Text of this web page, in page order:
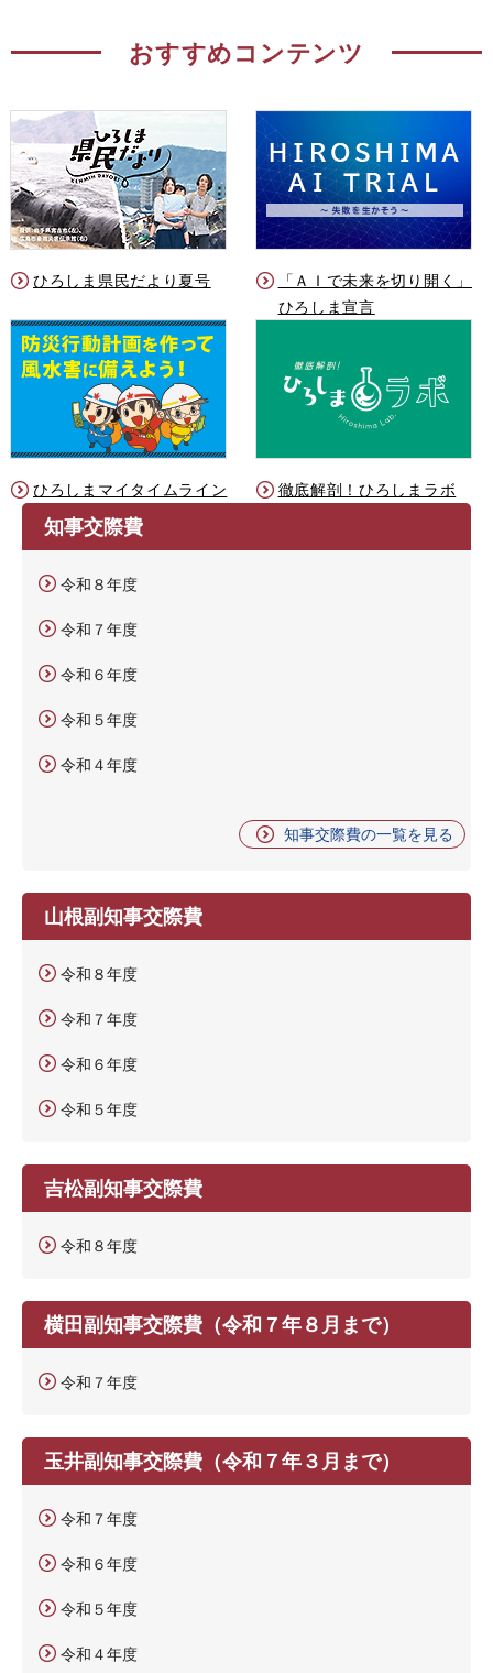
おすすめコンテンツ
ひろしま県民だより夏号
「ＡＩで未来を切り開く」
ひろしま宣言
ひろしまマイタイムライン 徹底解剖！ひろしまラボ
知事交際費
令和８年度
令和７年度
令和６年度
令和５年度
令和４年度
知事交際費の一覧を見る
山根副知事交際費
令和８年度
令和７年度
令和６年度
令和５年度
吉松副知事交際費
令和８年度
横田副知事交際費（令和７年８月まで）
令和７年度
玉井副知事交際費（令和７年３月まで）
令和７年度
令和６年度
令和５年度
令和４年度